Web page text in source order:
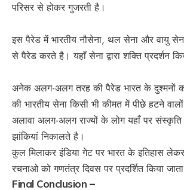
परिसर से होकर गुजरती है।
इस पैरेड में भारतीय नौसेना, थल सेना और वायु
से पैरेड करते है। यहाँ सेना द्वारा शक्ति प्रदर्शन
अनेक अलग-अलग तरह की पैरेड भारत के दुश्मनों
की भारतीय सेना किसी भी कीमत में पीछे हटने
अलावा अलग-अलग राज्यों के लोग यहाँ पर संस्कृति
झांकियां निकालते है।
कुल मिलाकर इंडिया गेट पर भारत के इतिहास
रचनाओ को गणतंत्र दिवस पर प्रदर्शित किया
Final Conclusion –